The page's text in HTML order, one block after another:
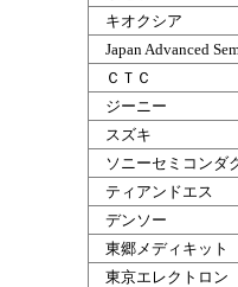
キオクシア
Japan Advanced
ＣＴＣ
ジーニー
スズキ
ソニーセミコンダ
ティアンドエス
デンソー
東郷メディキット
東京エレクトロン